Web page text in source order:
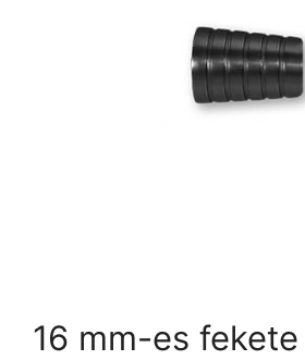
16 mm-es